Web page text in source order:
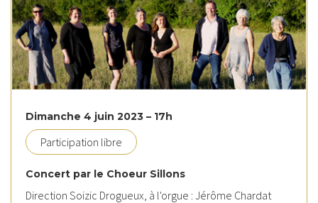
Dimanche 4 juin 2023 – 17h
Participation libre
Concert par le Choeur Sillons
Direction Soizic Drogueux, à l'orgue : Jérôme Chardat